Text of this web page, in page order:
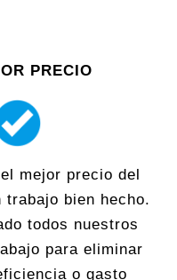
PRECIO
mejor precio del
trabajo bien hecho.
todos nuestros
para eliminar
o gasto